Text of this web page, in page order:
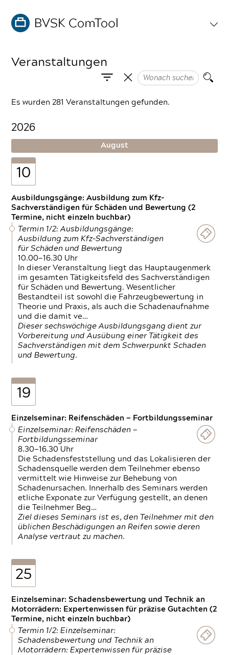
Veranstaltungen
Es wurden 281 Veranstaltungen gefunden.
2026
August
10
Ausbildungsgänge: Ausbildung zum Kfz-
Sachverständigen für Schäden und Bewertung (2
Termine, nicht einzeln buchbar)
Termin 1/2: Ausbildungsgänge:
Ausbildung zum Kfz-Sachverständigen
für Schäden und Bewertung
10.00—16.30 Uhr
In dieser Veranstaltung liegt das Hauptaugenmerk
im gesamten Tätigkeitsfeld des Sachverständigen
für Schäden und Bewertung. Wesentlicher
Bestandteil ist sowohl die Fahrzeugbewertung in
Theorie und Praxis, als auch die Schadenaufnahme
und die damit ve…
Dieser sechswöchige Ausbildungsgang dient zur
Vorbereitung und Ausübung einer Tätigkeit des
Sachverständigen mit dem Schwerpunkt Schaden
und Bewertung.
19
Einzelseminar: Reifenschäden — Fortbildungsseminar
Einzelseminar: Reifenschäden —
Fortbildungsseminar
8.30—16.30 Uhr
Die Schadensfeststellung und das Lokalisieren der
Schadensquelle werden dem Teilnehmer ebenso
vermittelt wie Hinweise zur Behebung von
Schadenursachen. Innerhalb des Seminars werden
etliche Exponate zur Verfügung gestellt, an denen
die Teilnehmer Beg…
Ziel dieses Seminars ist es, den Teilnehmer mit den
üblichen Beschädigungen an Reifen sowie deren
Analyse vertraut zu machen.
25
Einzelseminar: Schadensbewertung und Technik an
Motorrädern: Expertenwissen für präzise Gutachten (2
Termine, nicht einzeln buchbar)
Termin 1/2: Einzelseminar:
Schadensbewertung und Technik an
Motorrädern: Expertenwissen für präzise